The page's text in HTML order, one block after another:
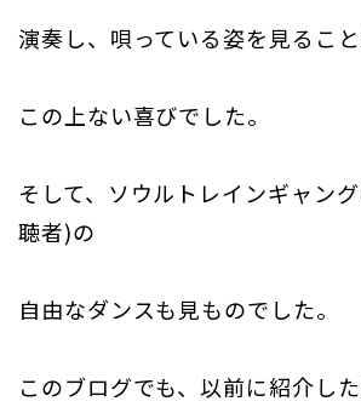
演奏し、唄っている姿を見るこ
この上ない喜びでした。
そして、ソウルトレインギャン
聴者)の
自由なダンスも見ものでした。
このブログでも、以前に紹介し